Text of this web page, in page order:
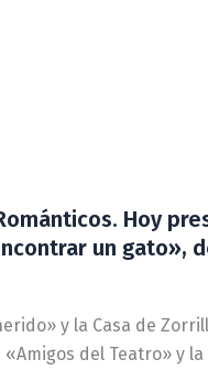
Hoy
un gato»,
y la Casa de
del Teatro» y